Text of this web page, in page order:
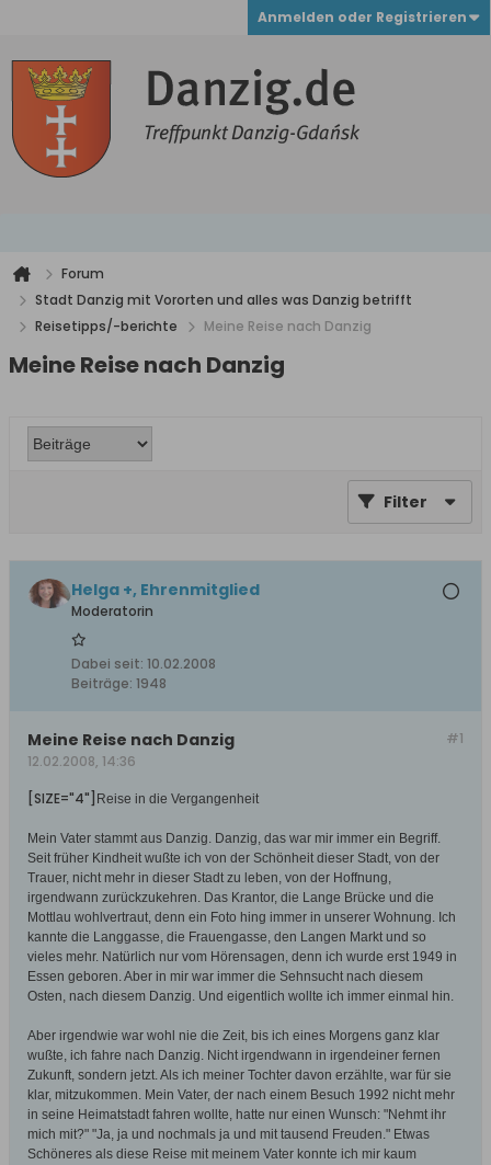
Anmelden oder Registrieren
Forum
Stadt Danzig mit Vororten und alles was Danzig betrifft
Reisetipps/-berichte
Meine Reise nach Danzig
Meine Reise nach Danzig
Filter
Helga +, Ehrenmitglied
Moderatorin
Dabei seit: 10.02.2008
Beiträge: 1948
#1
Meine Reise nach Danzig
12.02.2008, 14:36
[SIZE="4"]
Reise in die Vergangenheit
Mein Vater stammt aus Danzig. Danzig, das war mir immer ein Begriff.
Seit früher Kindheit wußte ich von der Schönheit dieser Stadt, von der
Trauer, nicht mehr in dieser Stadt zu leben, von der Hoffnung,
irgendwann zurückzukehren. Das Krantor, die Lange Brücke und die
Mottlau wohlvertraut, denn ein Foto hing immer in unserer Wohnung. Ich
kannte die Langgasse, die Frauengasse, den Langen Markt und so
vieles mehr. Natürlich nur vom Hörensagen, denn ich wurde erst 1949 in
Essen geboren. Aber in mir war immer die Sehnsucht nach diesem
Osten, nach diesem Danzig. Und eigentlich wollte ich immer einmal hin.
Aber irgendwie war wohl nie die Zeit, bis ich eines Morgens ganz klar
wußte, ich fahre nach Danzig. Nicht irgendwann in irgendeiner fernen
Zukunft, sondern jetzt. Als ich meiner Tochter davon erzählte, war für sie
klar, mitzukommen. Mein Vater, der nach einem Besuch 1992 nicht mehr
in seine Heimatstadt fahren wollte, hatte nur einen Wunsch: "Nehmt ihr
mich mit?" "Ja, ja und nochmals ja und mit tausend Freuden." Etwas
Schöneres als diese Reise mit meinem Vater konnte ich mir kaum